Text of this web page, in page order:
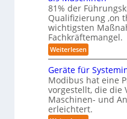
n
ü
r
R
o
b
t
i
k
u
r
i
e
r
o
b
o
t
e
r
m
i
l
i
t
ä
r
i
s
c
h
e
r
e
n
-
S
c
h
w
i
ß
c
o
b
o
e
n
t
a
t
i
o
n
v
o
n
E
n
81% der
Qualifizierung ‚on
wichtigsten
Fachkräftemangel.
Weiterlesen:
M
n
s
c
h
e
n
Geräte für
Modibus hat eine
vorgestellt, die die
Maschinen- und
erleichtert.